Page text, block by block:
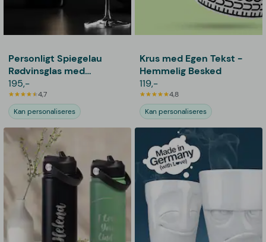
Personligt Spiegelau
Rødvinsglas med
Gravering - Bogstav,
Navn & Dato
195,-
4,7
Kan personaliseres
Krus med Egen Tekst -
Hemmelig Besked
119,-
4,8
Kan personaliseres